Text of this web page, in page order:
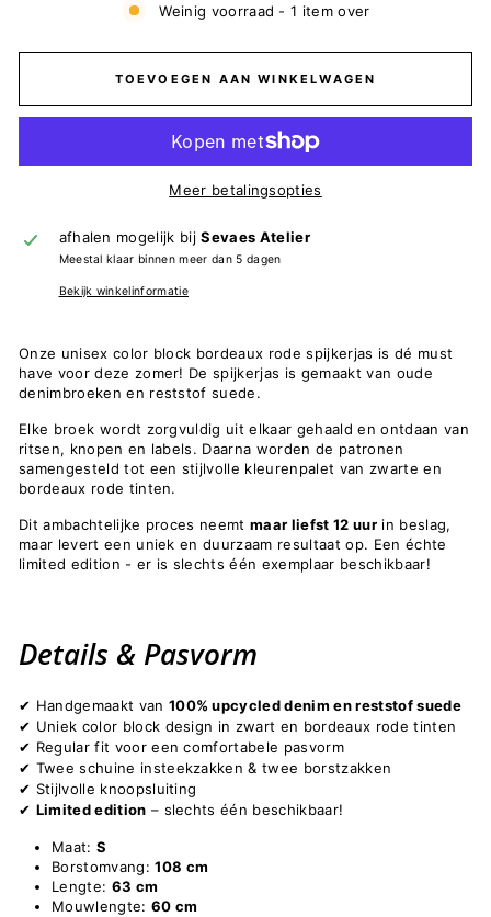
Weinig voorraad - 1 item over
TOEVOEGEN AAN WINKELWAGEN
Meer betalingsopties
afhalen mogelijk bijSevaes Atelier
Meestal klaar binnen meer dan 5 dagen
Bekijk winkelinformatie
Onze unisex color block bordeaux rode spijkerjas is dé must
have voor deze zomer! De spijkerjas is gemaakt van oude
denimbroeken en reststof suede.
Elke broek wordt zorgvuldig uit elkaar gehaald en ontdaan van
ritsen, knopen en labels. Daarna worden de patronen
samengesteld tot een stijlvolle kleurenpalet van zwarte en
bordeaux rode tinten.
Dit ambachtelijke proces neemtmaar liefst 12 uurin beslag,
maar levert een uniek en duurzaam resultaat op. Een échte
limited edition - er is slechts één exemplaar beschikbaar!
Details & Pasvorm
✔ Handgemaakt van 100% upcycled denim en reststof suede
✔ Uniek color block design in zwart en bordeaux rode tinten
✔ Regular fit voor een comfortabele pasvorm
✔ Twee schuine insteekzakken & twee borstzakken
✔ Stijlvolle knoopsluiting
✔ Limited edition – slechtséén beschikbaar!
Maat: S
Borstomvang:108 cm
Lengte: 63 cm
Mouwlengte: 60 cm